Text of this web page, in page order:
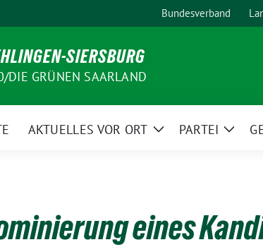
Bundesverband
SIERSBURG
DIE GRÜNEN SAARLAND
AKTUELLES VOR ORT
ZeigePARTEI
Zeige
eines